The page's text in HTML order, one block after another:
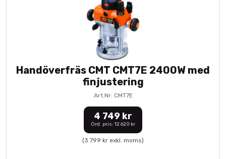
Handöverfräs CMT CMT7E 2400W med
finjustering
Art.Nr: CMT7E
4 749 kr
Ord. pris: 12 620 kr
(3 799 kr exkl. moms)